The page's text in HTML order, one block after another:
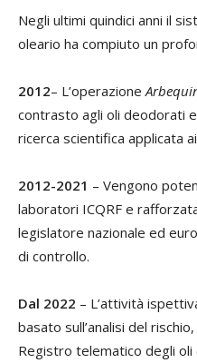
Negli ultimi quindici anni il
oleario ha compiuto un
2012– L’operazione
contrasto agli oli deodorati
ricerca scientifica applicata
2012-2021 – Vengono
laboratori ICQRF e
legislatore nazionale ed
di controllo.
Dal 2022 – L’attività
basato sull’analisi del
Registro telematico degli oli